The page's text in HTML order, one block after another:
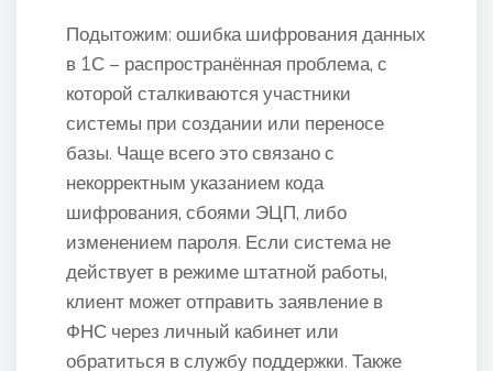
Подытожим: ошибка шифрования данных
в 1С – распространённая проблема, с
которой сталкиваются участники
системы при создании или переносе
базы. Чаще всего это связано с
некорректным указанием кода
шифрования, сбоями ЭЦП, либо
изменением пароля. Если система не
действует в режиме штатной работы,
клиент может отправить заявление в
ФНС через личный кабинет или
обратиться в службу поддержки. Также